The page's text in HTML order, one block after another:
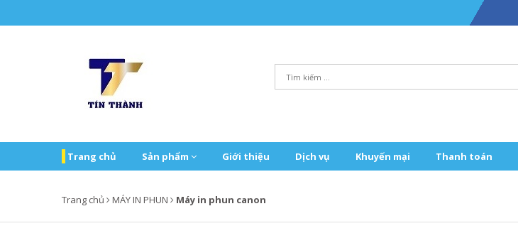
Trang chủ Sản phẩm Giới thiệu Dịch vụ Khuyến mại Thanh toán
Trang chủ MÁY IN PHUN Máy in phun canon